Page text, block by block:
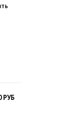
РУБ